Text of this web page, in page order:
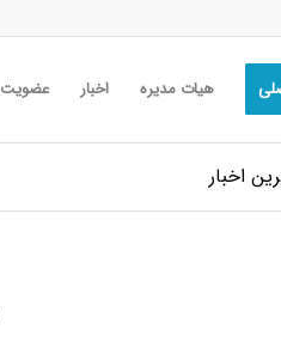
هیات مدیره اخبار عضویت
اخبار